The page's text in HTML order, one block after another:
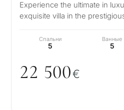
Experience the ultimate in
exquisite villa in the
Спальни
5
Ванные
5
22 500€